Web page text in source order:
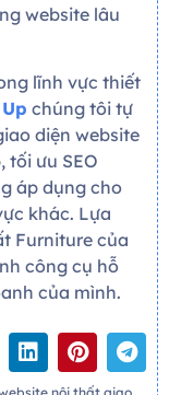
website lâu
lĩnh vực thiết
chúng tôi tự
diện website
tối ưu SEO
áp dụng cho
khác. Lựa
Furniture của
công cụ hỗ
của mình.